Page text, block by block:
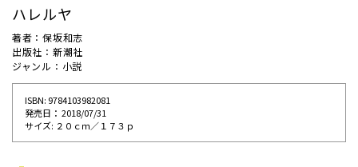
ハレルヤ
著者：保坂和志
出版社：新潮社
ジャンル：小説
ISBN: 9784103982081
発売⽇： 2018/07/31
サイズ: ２０ｃｍ／１７３ｐ